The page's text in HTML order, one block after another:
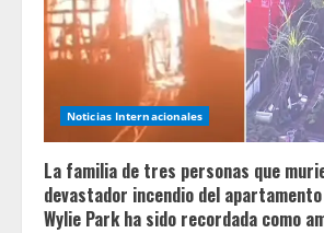
Noticias Internacionales
La familia de tres personas que
devastador incendio del
Wylie Park ha sido recordada como